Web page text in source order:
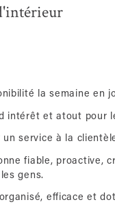
la semaine en
intérêt et atout pour
un service à la
fiable, proactive,
gens.
efficace et